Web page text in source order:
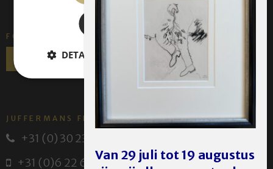
FOLLOW US
JUFFERMANS FINE ART
+31 (0) 30 231 14 63
+31 (0)6 22 614 582
Van 29 juli tot 19 augustus
ALLES AFWIJZEN
DETAILS WEERGEVEN